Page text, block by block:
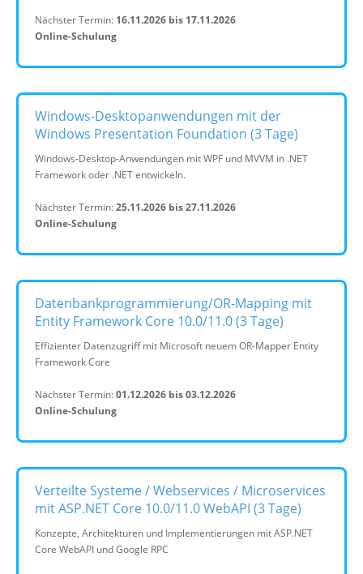
Nächster Termin: 16.11.2026 bis 17.11.2026
Online-Schulung
Windows-Desktopanwendungen mit der
Windows Presentation Foundation (3 Tage)
Windows-Desktop-Anwendungen mit WPF und MVVM in .NET
Framework oder .NET entwickeln.
Nächster Termin:25.11.2026 bis 27.11.2026
Online-Schulung
Datenbankprogrammierung/OR-Mapping mit
Entity Framework Core 10.0/11.0 (3 Tage)
Effizienter Datenzugriff mit Microsoft neuem OR-Mapper Entity
Framework Core
Nächster Termin:01.12.2026 bis 03.12.2026
Online-Schulung
Verteilte Systeme / Webservices / Microservices
mit ASP.NET Core 10.0/11.0 WebAPI (3 Tage)
Konzepte, Architekturen und Implementierungen mit ASP.NET
Core WebAPI und Google RPC